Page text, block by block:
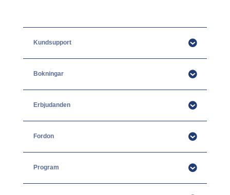
Kundsupport
Bokningar
Erbjudanden
Fordon
Program